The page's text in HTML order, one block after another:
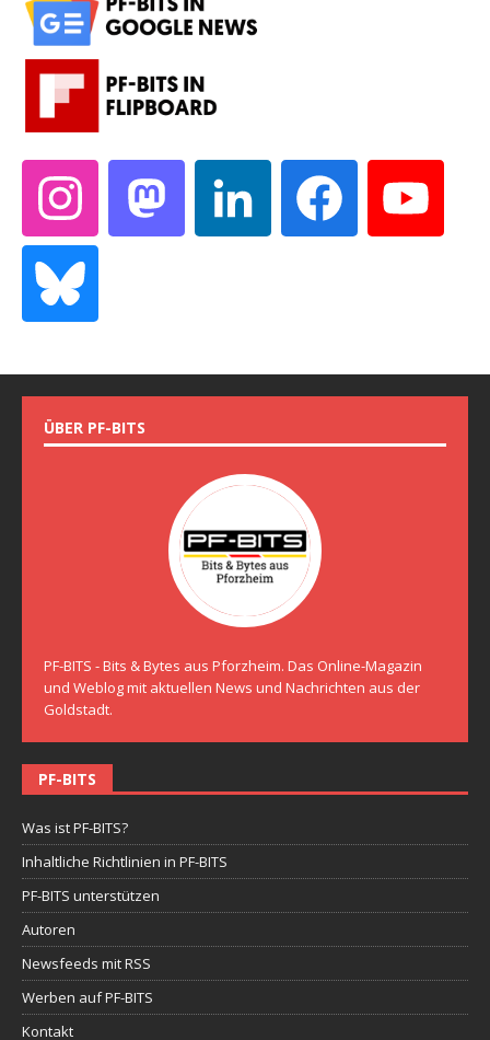
ÜBER PF-BITS
PF-BITS - Bits & Bytes aus Pforzheim. Das Online-Magazin
und Weblog mit aktuellen News und Nachrichten aus der
Goldstadt.
PF-BITS
Was ist PF-BITS?
Inhaltliche Richtlinien in PF-BITS
PF-BITS unterstützen
Autoren
Newsfeeds mit RSS
Werben auf PF-BITS
Kontakt